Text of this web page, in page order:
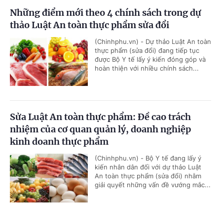
Những điểm mới theo 4 chính sách trong dự
thảo Luật An toàn thực phẩm sửa đổi
(Chinhphu.vn) - Dự thảo Luật An toàn
thực phẩm (sửa đổi) đang tiếp tục
được Bộ Y tế lấy ý kiến đóng góp và
hoàn thiện với nhiều chính sách...
Sửa Luật An toàn thực phẩm: Đề cao trách
nhiệm của cơ quan quản lý, doanh nghiệp
kinh doanh thực phẩm
(Chinhphu.vn) - Bộ Y tế đang lấy ý
kiến nhân dân đối với dự thảo Luật
An toàn thực phẩm (sửa đổi) nhằm
giải quyết những vấn đề vướng mắc...